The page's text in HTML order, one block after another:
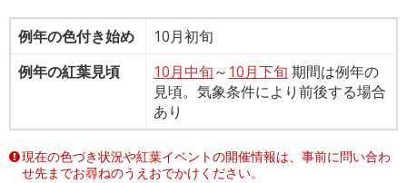
例年の色付き始め
10月初旬
例年の紅葉見頃
10月中旬～ 10月下旬 期間は例年の
見頃。気象条件により前後する場合
あり
現在の色づき状況や紅葉イベントの開催情報は、事前に問い合わ
せ先までお尋ねのうえおでかけください。